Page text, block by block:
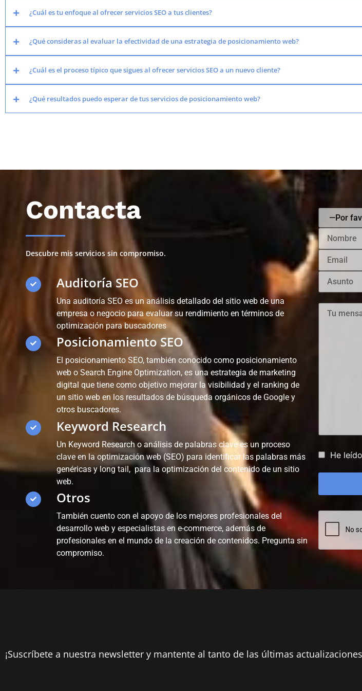
¿Cuál es tu enfoque al ofrecer servicios SEO a tus clientes?
¿Qué consideras al evaluar la efectividad de una estrategia de posicionamiento web?
¿Cuál es el proceso típico que sigues al ofrecer servicios SEO a un nuevo cliente?
¿Qué resultados puedo esperar de tus servicios de posicionamiento web?
Contacta
Descubre mis servicios sin compromiso.
Auditoría SEO
Una auditoría SEO es un análisis detallado del sitio web de una
empresa o negocio para evaluar su rendimiento en términos de
optimización para buscadores
Posicionamiento SEO
El posicionamiento SEO, también conocido como posicionamiento
web o Search Engine Optimization, es una estrategia de marketing
digital que tiene como objetivo mejorar la visibilidad y el ranking de
un sitio web en los resultados de búsqueda orgánicos de Google y
otros buscadores.
Keyword Research
Un Keyword Research o análisis de palabras clave es un proceso
clave en la optimización web (SEO) para identificar las palabras más
genéricas y long tail, para la optimización del contenido de un sitio
web.
Otros
También cuento con el apoyo de los mejores profesionales del
desarrollo web y especialistas en e-commerce, además de
profesionales en el mundo de la creación de contenidos. Pregunta sin
compromiso.
He
¡Suscríbete a nuestra newsletter y mantente al tanto de las últimas